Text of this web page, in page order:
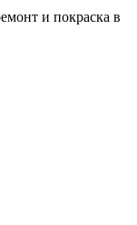
и покраска в